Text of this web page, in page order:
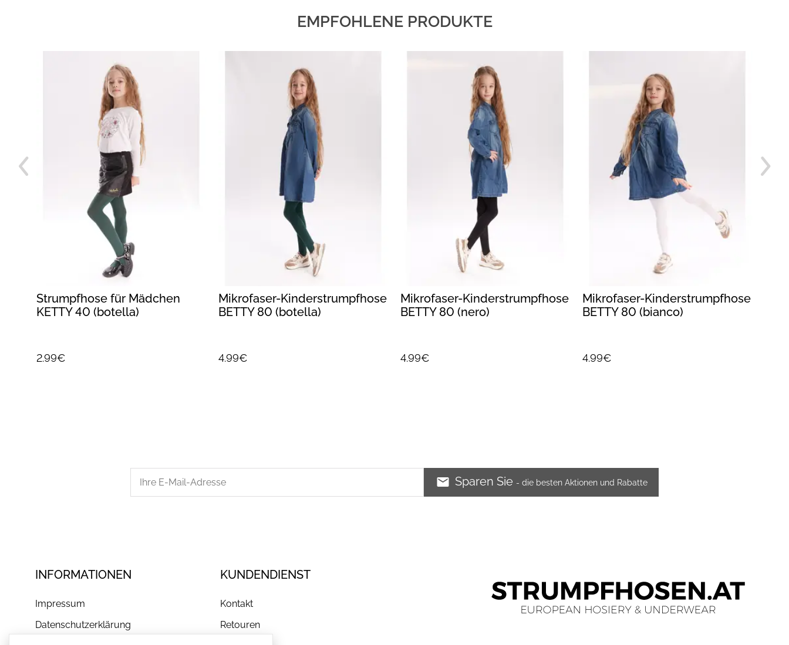
EMPFOHLENE PRODUKTE
Strumpfhose für Mädchen
KETTY 40 (botella)
2.99€
Mikrofaser-Kinderstrumpfhose
BETTY 80 (botella)
4.99€
Mikrofaser-Kinderstrumpfhose
BETTY 80 (nero)
4.99€
Mikrofaser-Kinderstrumpfhose
BETTY 80 (bianco)
4.99€
Sparen Sie - die besten Aktionen und Rabatte
INFORMATIONEN
Impressum
Datenschutzerklärung
KUNDENDIENST
Kontakt
Retouren